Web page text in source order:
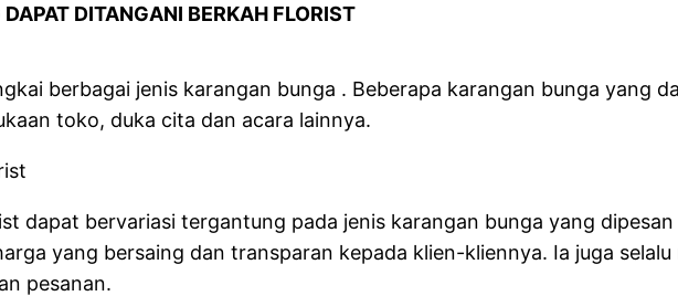
DITANGANI BERKAH FLORIST
berbagai jenis karangan bunga . Beberapa karangan bunga yang
toko, duka cita dan acara lainnya.
dapat bervariasi tergantung pada jenis karangan bunga yang
yang bersaing dan transparan kepada klien-kliennya. Ia juga
pesanan.